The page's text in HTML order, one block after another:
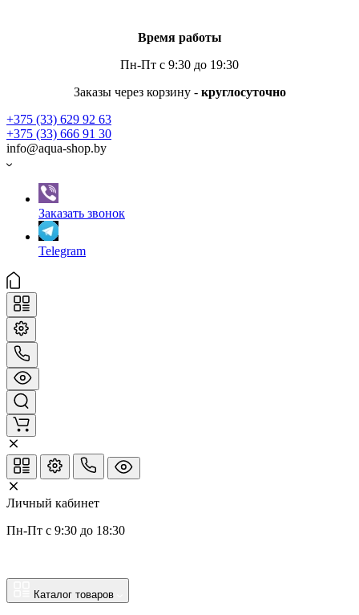
Время работы
Пн-Пт с 9:30 до 19:30
Заказы через корзину - круглосуточно
+375 (33) 629 92 63
+375 (33) 666 91 30
info@aqua-shop.by
Заказать звонок
Telegram
Личный кабинет
Пн-Пт с 9:30 до 18:30
Каталог товаров